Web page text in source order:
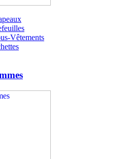
Vêtements